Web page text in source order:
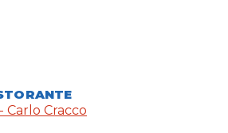
Carlo Cracco